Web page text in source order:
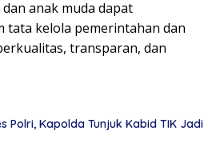
anak muda dapat
tata kelola pemerintahan dan
transparan, dan
Polri, Kapolda Tunjuk Kabid TIK Jadi